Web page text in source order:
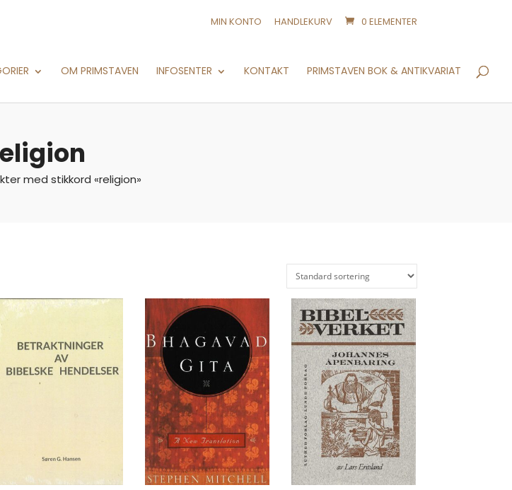
MIN KONTO HANDLEKURV 0 ELEMENTER
OM PRIMSTAVEN INFOSENTER KONTAKT PRIMSTAVEN BOK & ANTIKVARIAT
med stikkord «religion»